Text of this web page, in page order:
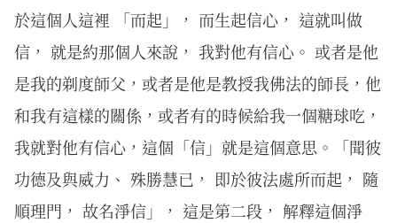
於這個人這裡 「而起」， 而生起信心， 這就叫做
信， 就是約那個人來說， 我對他有信心。 或者是他
是我的剃度師父，或者是他是教授我佛法的師長，他
和我有這樣的關係，或者有的時候給我一個糖球吃，
我就對他有信心，這個「信」就是這個意思。「聞彼
功德及與威力、 殊勝慧已， 即於彼法處所而起， 隨
順理門， 故名淨信」， 這是第二段， 解釋這個淨